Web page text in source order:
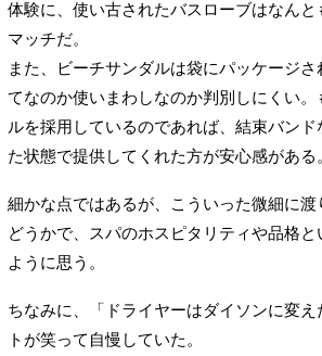
体験に、使い古されたバスローブはなん
マッチだ。
また、ビーチサンダルは袋にパッケージ
てなのか使いまわしなのか判別しにくい
ルを採用しているのであれば、結束バン
た状態で提供してくれた方が安心感がある。
細かな点ではあるが、こういった微細に
どうかで、スパのホスピタリティや品格
ように思う。
ちなみに、「ドライヤーはダイソンに変
トが笑って自慢していた。